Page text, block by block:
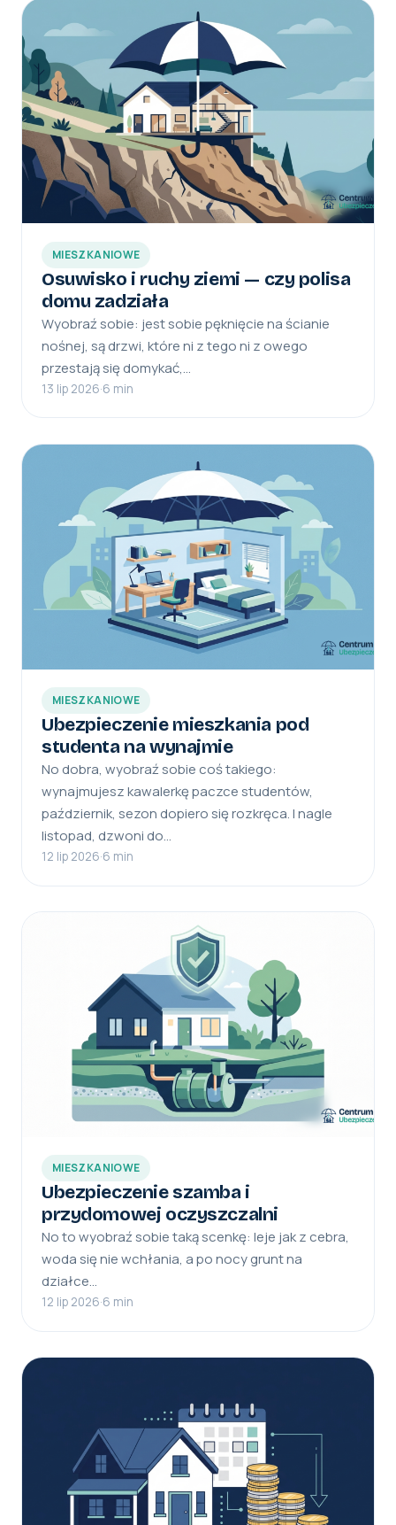
MIESZKANIOWE
Osuwisko i ruchy ziemi — czy polisa
domu zadziała
Wyobraź sobie: jest sobie pęknięcie na ścianie
nośnej, są drzwi, które ni z tego ni z owego
przestają się domykać,…
13 lip 2026·6 min
MIESZKANIOWE
Ubezpieczenie mieszkania pod
studenta na wynajmie
No dobra, wyobraź sobie coś takiego:
wynajmujesz kawalerkę paczce studentów,
październik, sezon dopiero się rozkręca. I nagle
listopad, dzwoni do…
12 lip 2026·6 min
MIESZKANIOWE
Ubezpieczenie szamba i
przydomowej oczyszczalni
No to wyobraź sobie taką scenkę: leje jak z cebra,
woda się nie wchłania, a po nocy grunt na
działce…
12 lip 2026·6 min